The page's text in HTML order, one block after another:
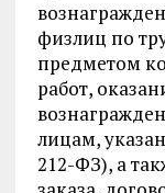
физлиц по
предметом
работ,
лицам,
212-ФЗ), а